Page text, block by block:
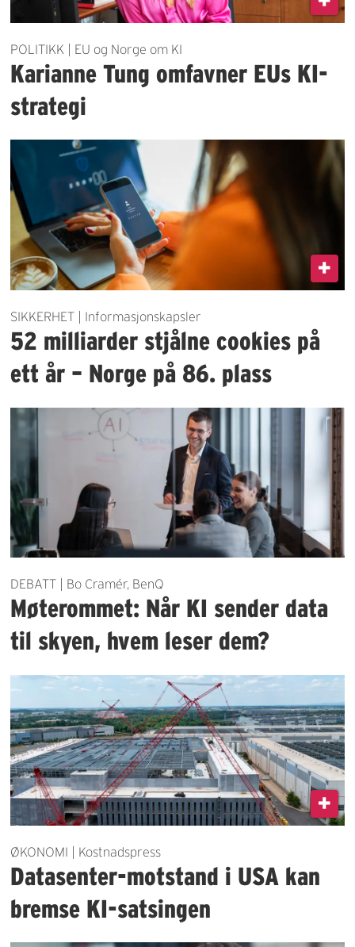
POLITIKK | EU og Norge om KI
Karianne Tung omfavner EUs KI-
strategi
SIKKERHET | Informasjonskapsler
52 milliarder stjålne cookies på
ett år – Norge på 86. plass
DEBATT | Bo Cramér, BenQ
Møterommet: Når KI sender data
til skyen, hvem leser dem?
ØKONOMI | Kostnadspress
Datasenter-motstand i USA kan
bremse KI-satsingen